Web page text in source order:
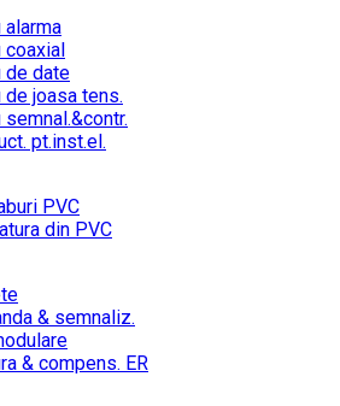
alarma
coaxial
de date
de joasa tens.
semnal.&contr.
pt.inst.el.
PVC
din PVC
& semnaliz.
& compens. ER